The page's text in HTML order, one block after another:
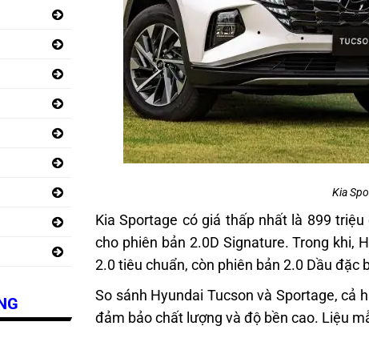
Kia
Kia Sportage có giá thấp nhất là 899
cho phiên bản 2.0D Signature. Trong khi,
2.0 tiêu chuẩn, còn phiên bản 2.0 Dầu đặc
So sánh Hyundai Tucson và Sportage, cả
đảm bảo chất lượng và độ bền cao. Liệu